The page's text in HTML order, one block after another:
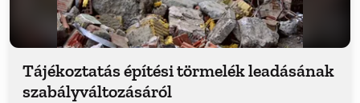
Tájékoztatás építési törmelék leadásának
szabályváltozásáról